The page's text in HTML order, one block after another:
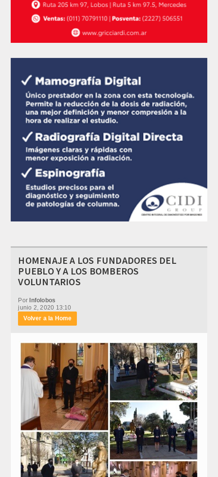
HOMENAJE A LOS FUNDADORES DEL
PUEBLO Y A LOS BOMBEROS
VOLUNTARIOS
PorInfolobos
junio 2, 2020 13:10
Volver a la Home